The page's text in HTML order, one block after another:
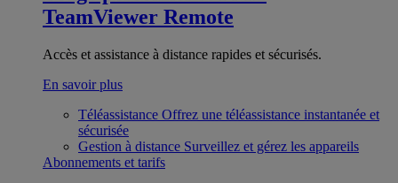
TeamViewer Remote
Accès et assistance à distance rapides et sécurisés.
En savoir plus
Téléassistance Offrez une téléassistance instantanée et
sécurisée
Gestion à distance Surveillez et gérez les appareils
Abonnements et tarifs